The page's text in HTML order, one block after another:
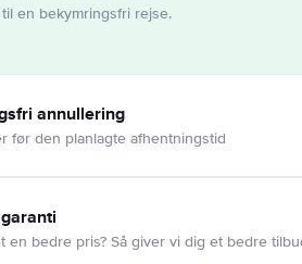
en bekymringsfri rejse.
annullering
før den planlagte afhentningstid
en bedre pris? Så giver vi dig et bedre